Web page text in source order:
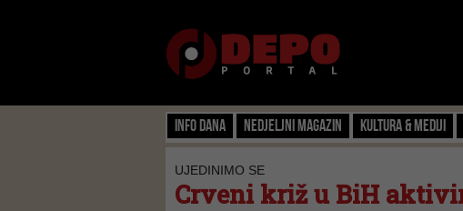
Info dana Nedjeljni magazin Kultura & Mediji
UJEDINIMO SE
Crveni križ u BiH